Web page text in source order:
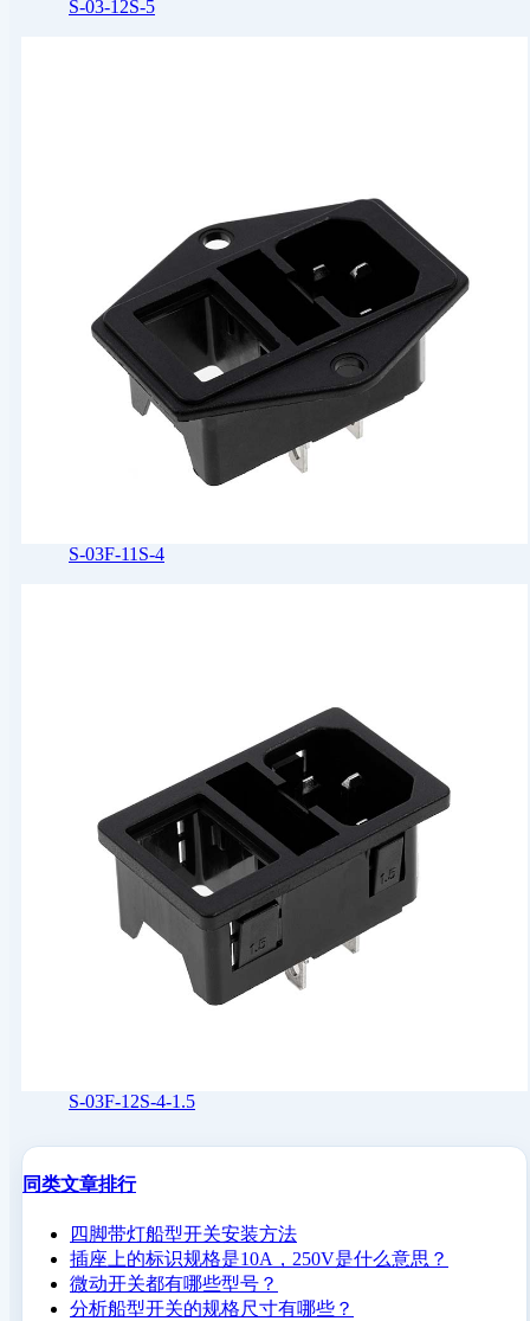
S-03-12S-5
S-03F-11S-4
S-03F-12S-4-1.5
同类文章排行
四脚带灯船型开关安装方法
插座上的标识规格是10A，250V是什么意思？
微动开关都有哪些型号？
分析船型开关的规格尺寸有哪些？